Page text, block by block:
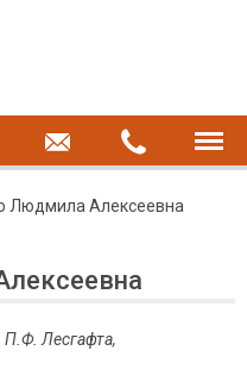
Людмила Алексеевна
Лесгафта,